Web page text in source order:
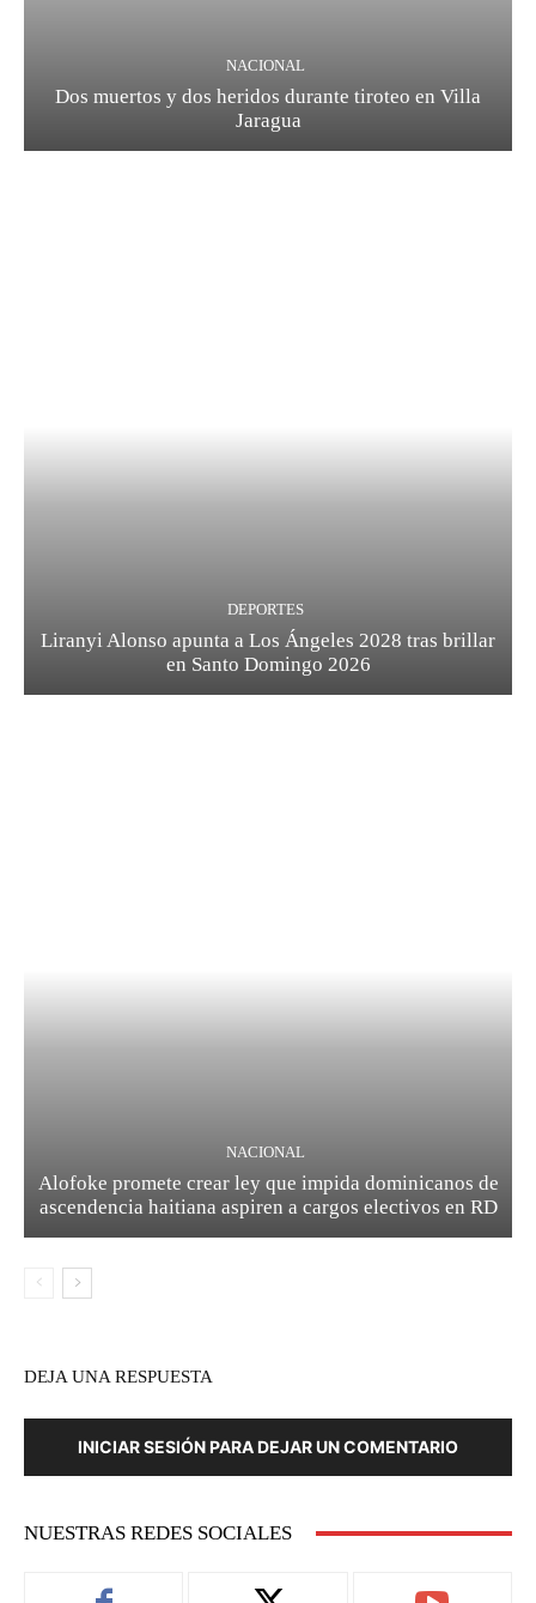
NACIONAL
Dos muertos y dos heridos durante tiroteo en Villa
Jaragua
DEPORTES
Liranyi Alonso apunta a Los Ángeles 2028 tras brillar
en Santo Domingo 2026
NACIONAL
Alofoke promete crear ley que impida dominicanos de
ascendencia haitiana aspiren a cargos electivos en RD
DEJA UNA RESPUESTA
INICIAR SESIÓN PARA DEJAR UN COMENTARIO
NUESTRAS REDES SOCIALES